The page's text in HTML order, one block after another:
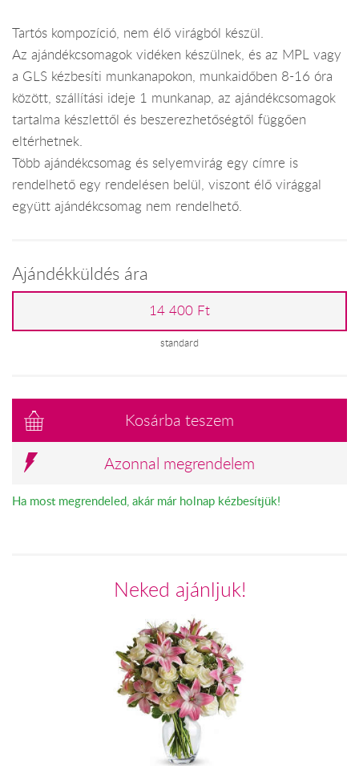
Tartós kompozíció, nem élő virágból készül.
Az ajándékcsomagok vidéken készülnek, és az MPL vagy
a GLS kézbesíti munkanapokon, munkaidőben 8-16 óra
között, szállítási ideje 1 munkanap, az ajándékcsomagok
tartalma készlettől és beszerezhetőségtől függően
eltérhetnek.
Több ajándékcsomag és selyemvirág egy címre is
rendelhető egy rendelésen belül, viszont élő virággal
együtt ajándékcsomag nem rendelhető.
Ajándékküldés ára
14 400 Ft
standard
Kosárba teszem
Azonnal megrendelem
Ha most megrendeled, akár már holnap kézbesítjük!
Neked ajánljuk!